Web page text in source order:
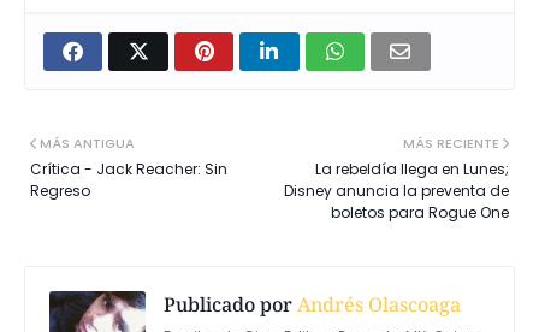
MÁS RECIENTE
La rebeldía llega en Lunes;
Disney anuncia la preventa de
boletos para Rogue One
MÁS ANTIGUA
Crítica - Jack Reacher: Sin
Regreso
Publicado porAndrés Olascoaga